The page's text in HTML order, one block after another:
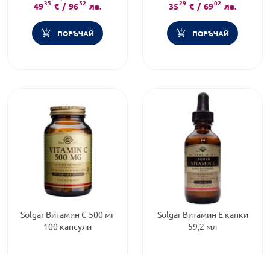
4935 € / 9652 лв.
ПОРЪЧАЙ
3529 € / 6902 лв.
ПОРЪЧАЙ
Solgar Витамин С 500 мг
100 капсули
Solgar Витамин Е капки
59,2 мл